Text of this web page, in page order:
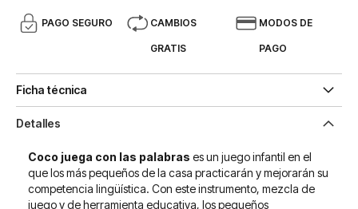
PAGO SEGURO CAMBIOS
GRATIS
MODOS DE
PAGO
Ficha técnica
Detalles
Coco juega con las palabras es un juego infantil en el
que los más pequeños de la casa practicarán y mejorarán su
competencia lingüística. Con este instrumento, mezcla de
juego y de herramienta educativa, los pequeños